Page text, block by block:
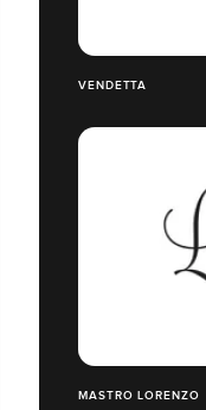
VENDETTA
MASTRO LORENZO